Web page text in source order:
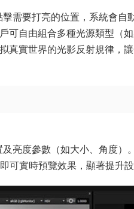
需要打亮的位置，系統會自
可自由組合多種光源類型（
真實世界的光影反射規律，
亮度參數（如大小、角度）
實時預覽效果，顯著提升設